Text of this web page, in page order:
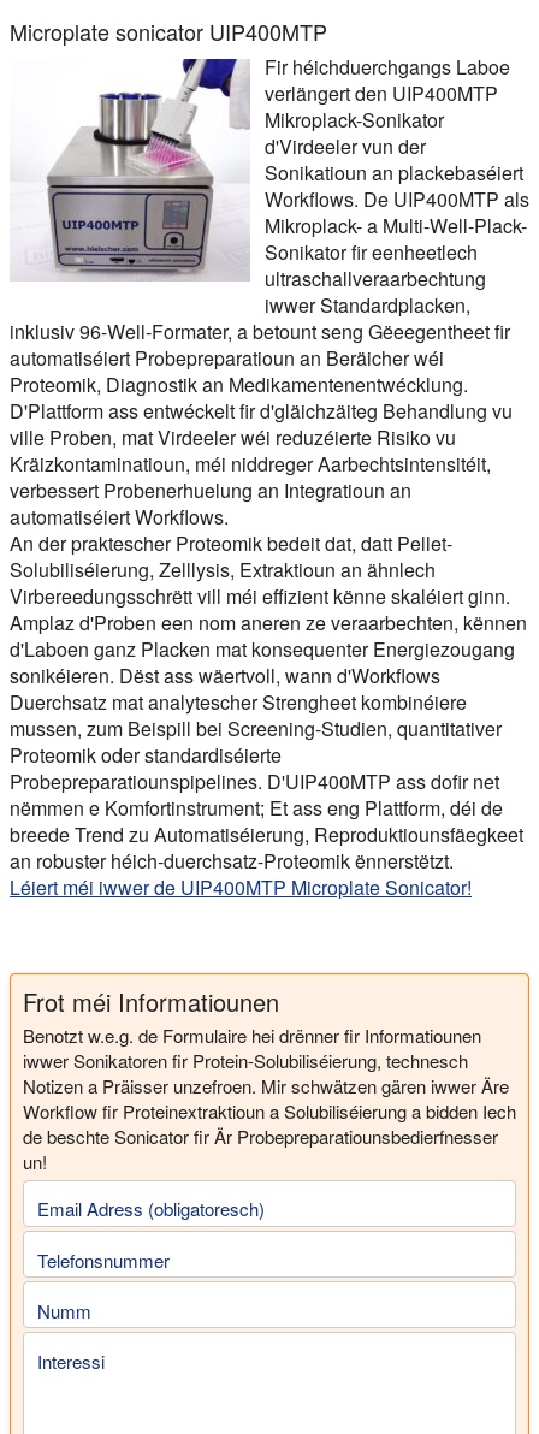
Microplate sonicator UIP400MTP
Fir héichduerchgangs Laboe
verlängert den UIP400MTP
Mikroplack-Sonikator
d'Virdeeler vun der
Sonikatioun an plackebaséiert
Workflows. De UIP400MTP als
Mikroplack- a Multi-Well-Plack-
Sonikator fir eenheetlech
ultraschallveraarbechtung
iwwer Standardplacken,
inklusiv 96-Well-Formater, a betount seng Gëeegentheet fir
automatiséiert Probepreparatioun an Beräicher wéi
Proteomik, Diagnostik an Medikamentenentwécklung.
D'Plattform ass entwéckelt fir d'gläichzäiteg Behandlung vu
ville Proben, mat Virdeeler wéi reduzéierte Risiko vu
Kräizkontaminatioun, méi niddreger Aarbechtsintensitéit,
verbessert Probenerhuelung an Integratioun an
automatiséiert Workflows.
An der praktescher Proteomik bedeit dat, datt Pellet-
Solubiliséierung, Zelllysis, Extraktioun an ähnlech
Virbereedungsschrëtt vill méi effizient kënne skaléiert ginn.
Amplaz d'Proben een nom aneren ze veraarbechten, kënnen
d'Laboen ganz Placken mat konsequenter Energiezougang
sonikéieren. Dëst ass wäertvoll, wann d'Workflows
Duerchsatz mat analytescher Strengheet kombinéiere
mussen, zum Beispill bei Screening-Studien, quantitativer
Proteomik oder standardiséierte
Probepreparatiounspipelines. D'UIP400MTP ass dofir net
nëmmen e Komfortinstrument; Et ass eng Plattform, déi de
breede Trend zu Automatiséierung, Reproduktiounsfäegkeet
an robuster héich-duerchsatz-Proteomik ënnerstëtzt.
Léiert méi iwwer de UIP400MTP Microplate Sonicator!
Frot méi Informatiounen
Benotzt w.e.g. de Formulaire hei drënner fir Informatiounen
iwwer Sonikatoren fir Protein-Solubiliséierung, technesch
Notizen a Präisser unzefroen. Mir schwätzen gären iwwer Äre
Workflow fir Proteinextraktioun a Solubiliséierung a bidden Iech
de beschte Sonicator fir Är Probepreparatiounsbedierfnesser
un!
Email Adress (obligatoresch)
Telefonsnummer
Numm
Interessi